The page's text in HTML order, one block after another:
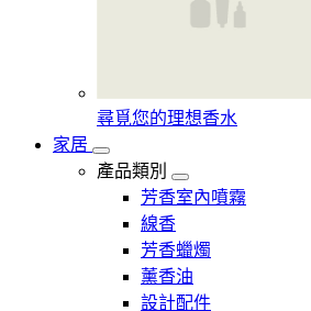
尋覓您的理想香水​
家居
產品類別
芳香室內噴霧
線香
芳香蠟燭
薰香油
設計配件